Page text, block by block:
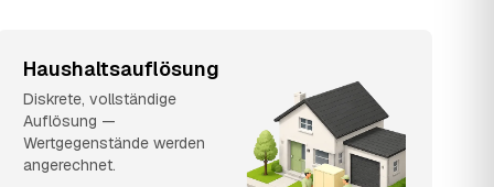
Haushaltsauflösung
Diskrete, vollständige
Auflösung —
Wertgegenstände werden
angerechnet.